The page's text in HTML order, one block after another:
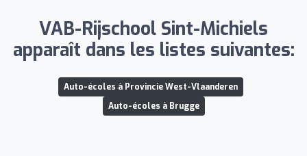
VAB-Rijschool Sint-Michiels
apparaît dans les listes suivantes:
Auto-écoles à Provincie West-Vlaanderen
Auto-écoles à Brugge